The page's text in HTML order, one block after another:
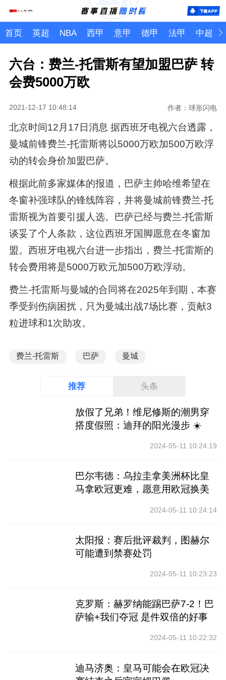
首页 英超 NBA 西甲 意甲 德甲 法甲 中超
六台：费兰-托雷斯有望加盟巴萨 转
会费5000万欧
2021-12-17 10:48:14 作者：球形闪电
北京时间12月17日消息 据西班牙电视六台透露，
曼城前锋费兰-托雷斯将以5000万欧加500万欧浮
动的转会身价加盟巴萨。
根据此前多家媒体的报道，巴萨主帅哈维希望在
冬窗补强球队的锋线阵容，并将曼城前锋费兰-托
雷斯视为首要引援人选。巴萨已经与费兰-托雷斯
谈妥了个人条款，这位西班牙国脚愿意在冬窗加
盟。西班牙电视六台进一步指出，费兰-托雷斯的
转会费用将是5000万欧元加500万欧浮动。
费兰-托雷斯与曼城的合同将在2025年到期，本赛
季受到伤病困扰，只为曼城出战7场比赛，贡献3
粒进球和1次助攻。
费兰-托雷斯 巴萨 曼城
推荐 头条
放假了兄弟！维尼修斯的潮男穿
搭度假照：迪拜的阳光漫步 ☀️
2024-05-11 10:24:19
巴尔韦德：乌拉圭拿美洲杯比皇
马拿欧冠更难，愿意用欧冠换美
2024-05-11 10:24:14
太阳报：赛后批评裁判，图赫尔
可能遭到禁赛处罚
2024-05-11 10:23:23
克罗斯：赫罗纳能踢巴萨7-2！巴
萨输+我们夺冠 是件双倍的好事
2024-05-11 10:22:32
迪马济奥：皇马可能会在欧冠决